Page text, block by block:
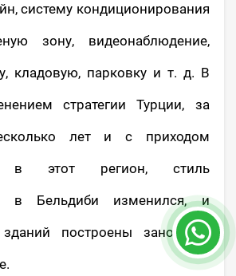
систему кондиционирования
зону, видеонаблюдение,
кладовую, парковку и т. д. В
стратегии Турции, за
лет и с приходом
в этот регион, стиль
в Бельдиби изменился, и
зданий построены заново в